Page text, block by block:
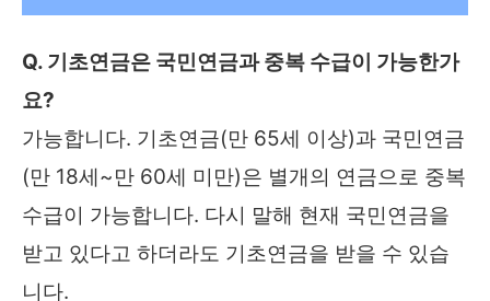
Q. 기초연금은 국민연금과 중복 수급이 가능한가
요?
가능합니다. 기초연금(만 65세 이상)과 국민연금
(만 18세~만 60세 미만)은 별개의 연금으로 중복
수급이 가능합니다. 다시 말해 현재 국민연금을
받고 있다고 하더라도 기초연금을 받을 수 있습
니다.